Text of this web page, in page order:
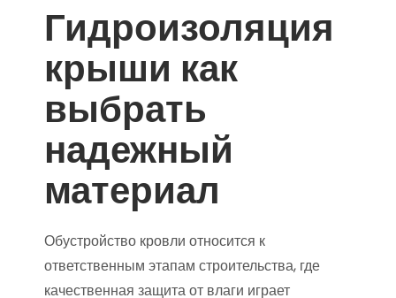
Гидроизоляция
крыши как
выбрать
надежный
материал
Обустройство кровли относится к
ответственным этапам строительства, где
качественная защита от влаги играет